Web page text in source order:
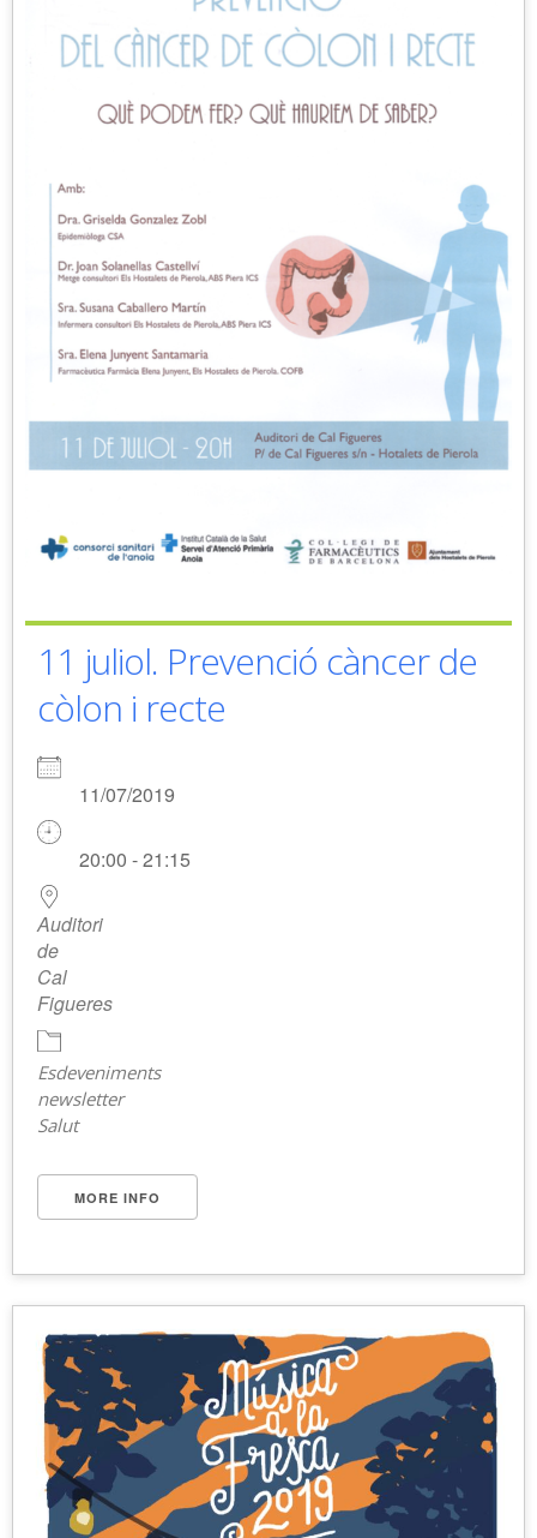
11 juliol. Prevenció càncer de
còlon i recte
11/07/2019
20:00 - 21:15
Auditori
de
Cal
Figueres
Esdeveniments
newsletter
Salut
MORE INFO